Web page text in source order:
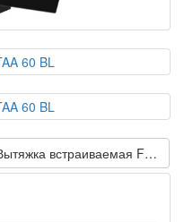
60 BL Sвстраиваемая Ferre